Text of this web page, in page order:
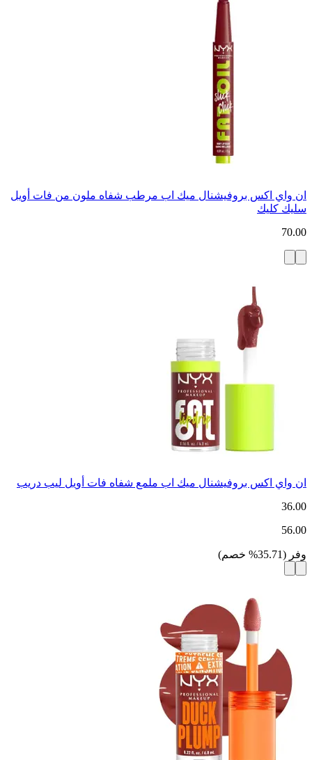
ان واي اكس بروفيشنال ميك اب مرطب شفاه ملون من فات أويل
سليك كليك
70.00
ان واي اكس بروفيشنال ميك اب ملمع شفاه فات أويل ليب دريب
36.00
56.00
وفر (
35.71
% خصم)